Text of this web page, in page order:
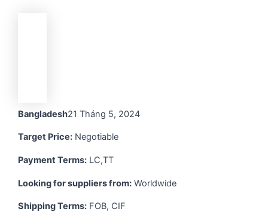
Bangladesh21 Tháng 5, 2024
Target Price: Negotiable
Payment Terms: LC,TT
Looking for suppliers from: Worldwide
Shipping Terms: FOB, CIF